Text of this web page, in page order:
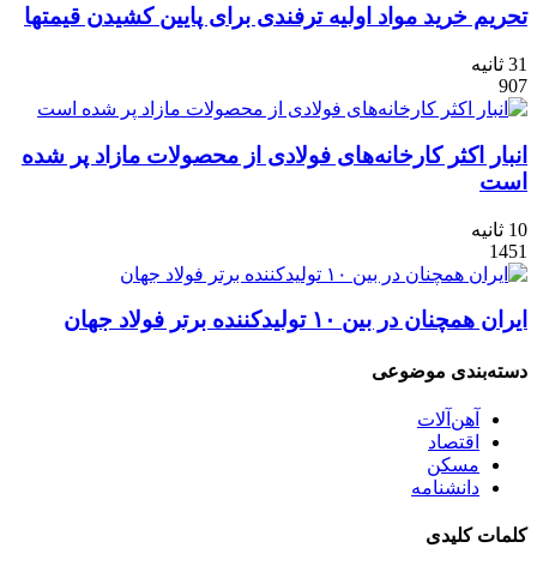
تحریم خرید مواد اولیه ترفندی برای پایین کشیدن قیمتها
31 ثانیه
907
انبار اکثر کارخانه‌های فولادی از محصولات مازاد پر شده
است
10 ثانیه
1451
ایران همچنان در بین ۱۰ تولیدکننده برتر فولاد جهان
دسته‌بندی موضوعی
آهن‌آلات
اقتصاد
مسکن
دانشنامه
کلمات کلیدی